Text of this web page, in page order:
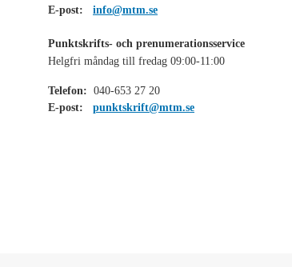
E-post:
info@mtm.se
Punktskrifts- och prenumerationsservice
Helgfri måndag till fredag 09:00-11:00
Telefon: 040-653 27 20
E-post:
punktskrift@mtm.se